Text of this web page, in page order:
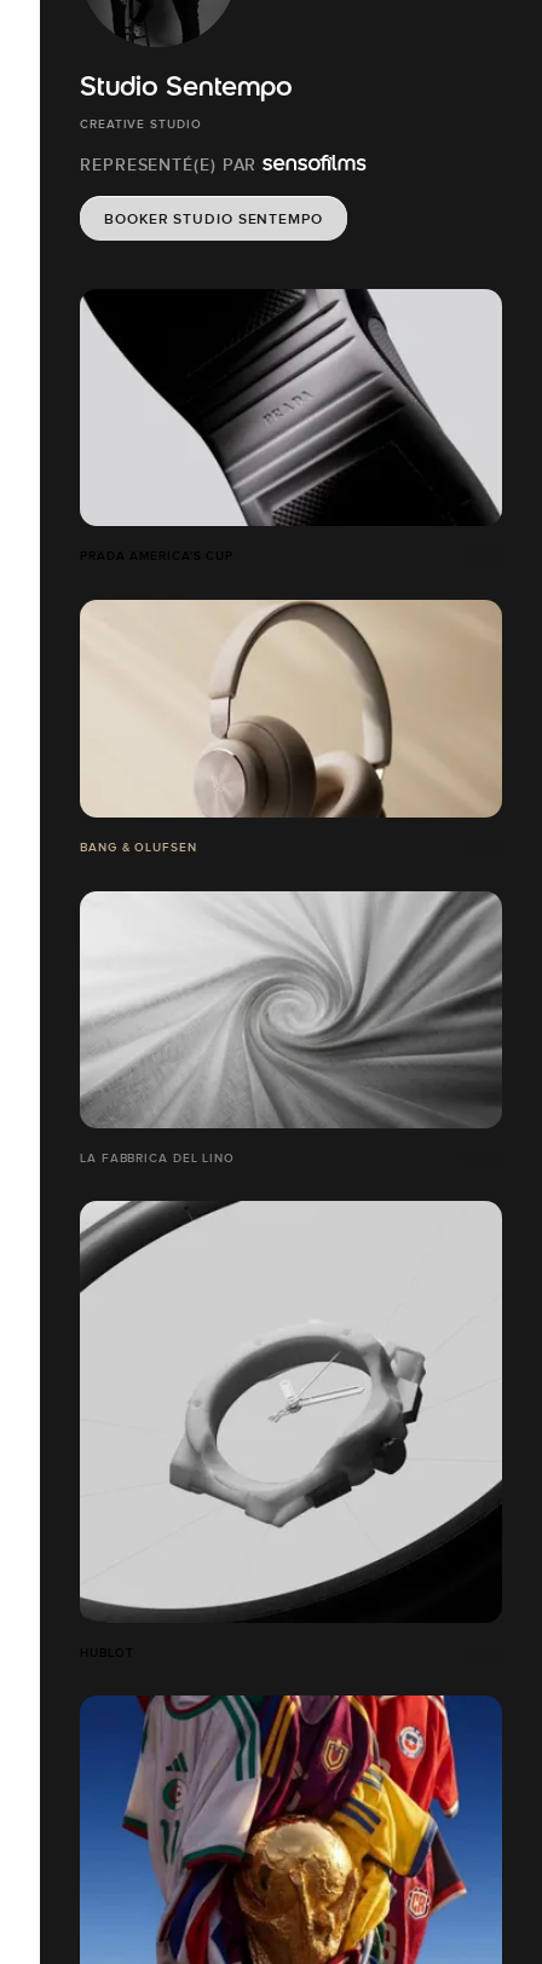
Studio Sentempo
CREATIVE STUDIO
REPRESENTÉ(E) PAR
BOOKER STUDIO SENTEMPO
PRADA AMERICA'S CUP
BANG & OLUFSEN
LA FABBRICA DEL LINO
HUBLOT